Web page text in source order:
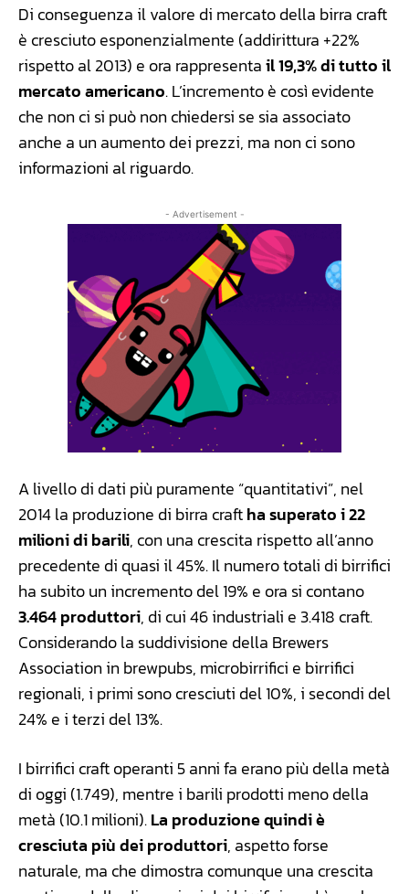
Di conseguenza il valore di mercato della birra craft
è cresciuto esponenzialmente (addirittura +22%
rispetto al 2013) e ora rappresentail 19,3% di tutto il
mercato americano. L’incremento è così evidente
che non ci si può non chiedersi se sia associato
anche a un aumento dei prezzi, ma non ci sono
informazioni al riguardo.
- Advertisement -
A livello di dati più puramente “quantitativi”, nel
2014 la produzione di birra craftha superato i 22
milioni di barili, con una crescita rispetto all’anno
precedente di quasi il 45%. Il numero totali di birrifici
ha subito un incremento del 19% e ora si contano
3.464 produttori, di cui 46 industriali e 3.418 craft.
Considerando la suddivisione della Brewers
Association in brewpubs, microbirrifici e birrifici
regionali, i primi sono cresciuti del 10%, i secondi del
24% e i terzi del 13%.
I birrifici craft operanti 5 anni fa erano più della metà
di oggi (1.749), mentre i barili prodotti meno della
metà (10.1 milioni).La produzione quindi è
cresciuta più dei produttori, aspetto forse
naturale, ma che dimostra comunque una crescita